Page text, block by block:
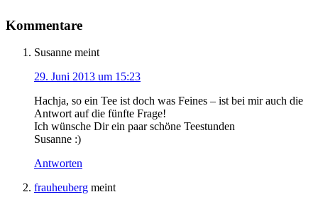
Kommentare
Susanne meint
29. Juni 2013 um 15:23
Hachja, so ein Tee ist doch was Feines – ist bei mir auch die
Antwort auf die fünfte Frage!
Ich wünsche Dir ein paar schöne Teestunden
Susanne :)
Antworten
frauheuberg meint